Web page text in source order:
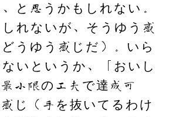
と思うかもしれない。
れないが、そうゆう感
うゆう感じだ）。いら
いというか、「おいし
小限の工夫で達成可
じ（手を抜いてるわけ